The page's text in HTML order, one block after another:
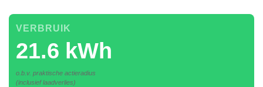
21.6 kWh
VERBRUIK
o.b.v. praktische actieradius
(inclusief laadverlies)